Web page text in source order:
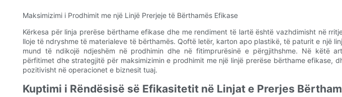
Maksimizimi i Prodhimit me një Linjë Prerjeje të Bërthamës Efikase
Kërkesa për linja prerëse bërthame efikase dhe me rendiment të lartë është vazhdimisht në
lloje të ndryshme të materialeve të bërthamës. Qoftë letër, karton apo plastikë, të paturit e një
mund të ndikojë ndjeshëm në prodhimin dhe në fitimprurësinë e përgjithshme. Në këtë
përfitimet dhe strategjitë për maksimizimin e prodhimit me një linjë prerëse bërthame efikase,
pozitivisht në operacionet e biznesit tuaj.
Kuptimi i Rëndësisë së Efikasitetit në Linjat e Prerjes